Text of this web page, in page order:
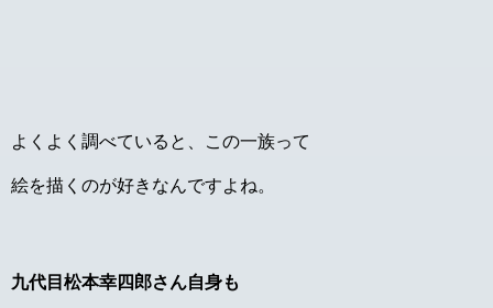
よくよく調べていると、この一族って
絵を描くのが好きなんですよね。
九代目松本幸四郎さん自身も